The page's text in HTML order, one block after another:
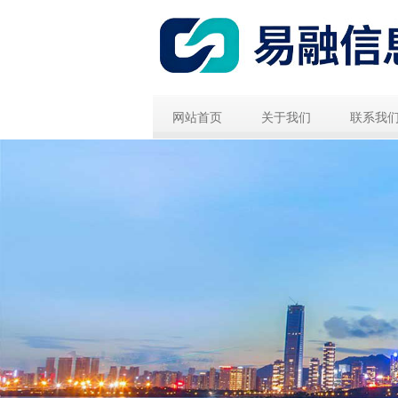
网站首页 关于我们 联系我